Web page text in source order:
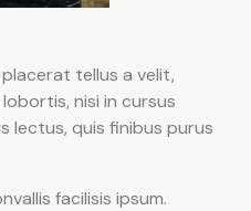
tellus a velit,
nisi in cursus
lectus, quis finibus purus
facilisis ipsum.